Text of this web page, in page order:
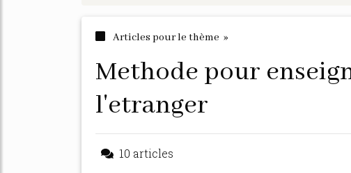
Articles pour le thème »
methode pour enseigner le francais a
l'etranger
10 articles